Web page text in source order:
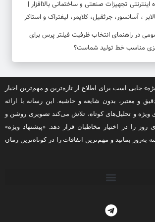
اینترنتی تجهیزات صنعتی و ساختمانی بالاافزار |
، آسانسور، جرثقیل، کلایمر، لیفتراک و استاکر
در راهنمای انتخاب ظرفیت فیلتر پرس برای
مناسب خط تولید شماست؟
جایی است برای اطلاع از تازه‌ترین و مهم‌ترین اخبار
و معتبر، بدون شایعه و حاشیه. این رسانه با ارائه
ویژه و تحلیل‌های کوتاه، تلاش می‌کند تصویری روشن و
روز را در اختیار مخاطبان قرار دهد. «پیشنهاد ویژه»
بمانید و مهم‌ترین اتفاقات را در کوتاه‌ترین زمان